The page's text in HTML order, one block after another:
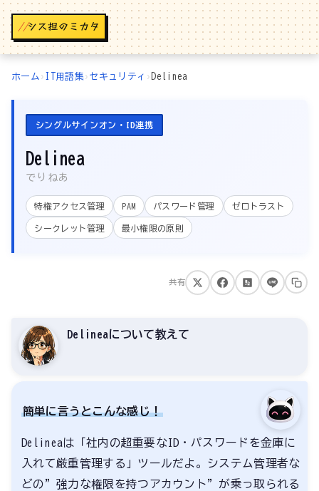
//
ホーム › IT用語集› セキュリティ › Delinea
シングルサインオン・ID連携
Delinea
でりねあ
特権アクセス管理 PAM パスワード管理 ゼロトラスト
シークレット管理 最小権限の原則
共有
Delineaについて教えて
簡単に言うとこんな感じ！
Delineaは「社内の超重要なID・パスワードを金庫に
入れて厳重管理する」ツールだよ。システム管理者な
どの”強力な権限を持つアカウント”が乗っ取られる